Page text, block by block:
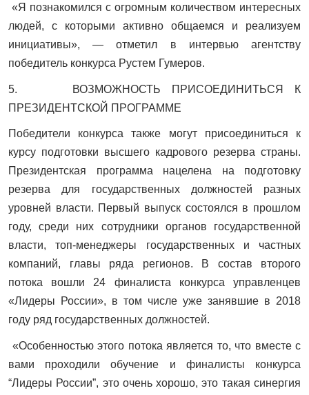
«Я познакомился с огромным количеством интересных
людей, с которыми активно общаемся и реализуем
инициативы», — отметил в интервью агентству
победитель конкурса Рустем Гумеров.
5. ВОЗМОЖНОСТЬ ПРИСОЕДИНИТЬСЯ К
ПРЕЗИДЕНТСКОЙ ПРОГРАММЕ
Победители конкурса также могут присоединиться к
курсу подготовки высшего кадрового резерва страны.
Президентская программа нацелена на подготовку
резерва для государственных должностей разных
уровней власти. Первый выпуск состоялся в прошлом
году, среди них сотрудники органов государственной
власти, топ-менеджеры государственных и частных
компаний, главы ряда регионов. В состав второго
потока вошли 24 финалиста конкурса управленцев
«Лидеры России», в том числе уже занявшие в 2018
году ряд государственных должностей.
«Особенностью этого потока является то, что вместе с
вами проходили обучение и финалисты конкурса
“Лидеры России”, это очень хорошо, это такая синергия